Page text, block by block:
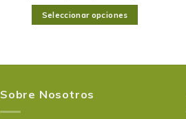
Seleccionar opciones
Sobre Nosotros